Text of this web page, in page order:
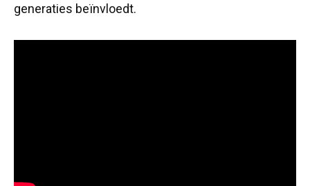
generaties beïnvloedt.